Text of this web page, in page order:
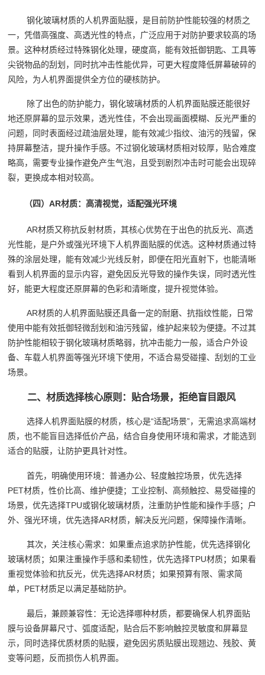
钢化玻璃材质的人机界面贴膜，是目前防护性能较强的材质之
一，凭借高强度、高透光性的特点，广泛应用于对防护要求较高的场
景。这种材质经过特殊钢化处理，硬度高，能有效抵御钥匙、工具等
尖锐物品的刮划，同时抗冲击性能优异，可更大程度降低屏幕破碎的
风险，为人机界面提供全方位的硬核防护。
除了出色的防护能力，钢化玻璃材质的人机界面贴膜还能很好
地还原屏幕的显示效果，透光性佳，不会出现画面模糊、反光严重的
问题，同时表面经过疏油层处理，能有效减少指纹、油污的残留，保
持屏幕整洁，提升操作手感。不过钢化玻璃材质相对较厚，贴合难度
略高，需要专业操作避免产生气泡，且受到剧烈冲击时可能会出现碎
裂，更换成本相对较高。
（四）AR材质：高清视觉，适配强光环境
AR材质又称抗反射材质，其核心优势在于出色的抗反光、高透
光性能，是户外或强光环境下人机界面贴膜的优选。这种材质通过特
殊的涂层处理，能有效减少光线反射，即便在阳光直射下，也能清晰
看到人机界面的显示内容，避免因反光导致的操作失误，同时透光性
好，能更大程度还原屏幕的色彩和清晰度，提升视觉体验。
AR材质的人机界面贴膜还具备一定的耐磨、抗指纹性能，日常
使用中能有效抵御轻微刮划和油污残留，维护起来较为便捷。不过其
防护性能相较于钢化玻璃材质略弱，抗冲击能力一般，适合户外设
备、车载人机界面等强光环境下使用，不适合易受碰撞、刮划的工业
场景。
二、材质选择核心原则：贴合场景，拒绝盲目跟风
选择人机界面贴膜的材质，核心是“适配场景”，无需追求高端材
质，也不能盲目选择低价产品，结合自身使用环境和需求，才能选到
适合的贴膜，让防护更具针对性。
首先，明确使用环境：普通办公、轻度触控场景，优先选择
PET材质，性价比高、维护便捷；工业控制、高频触控、易受碰撞的
场景，优先选择TPU或钢化玻璃材质，注重防护性能和操作手感；户
外、强光环境，优先选择AR材质，解决反光问题，保障操作清晰。
其次，关注核心需求：如果重点追求防护性能，优先选择钢化
玻璃材质；如果注重操作手感和柔韧性，优先选择TPU材质；如果看
重视觉体验和抗反光，优先选择AR材质；如果预算有限、需求简
单，PET材质足以满足基础防护。
最后，兼顾兼容性：无论选择哪种材质，都要确保人机界面贴
膜与设备屏幕尺寸、弧度适配，贴合后不影响触控灵敏度和屏幕显
示，同时选择优质材质的贴膜，避免因劣质贴膜出现翘边、残胶、黄
变等问题，反而损伤人机界面。